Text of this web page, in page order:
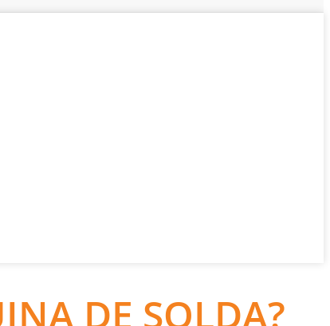
DE SOLDA?